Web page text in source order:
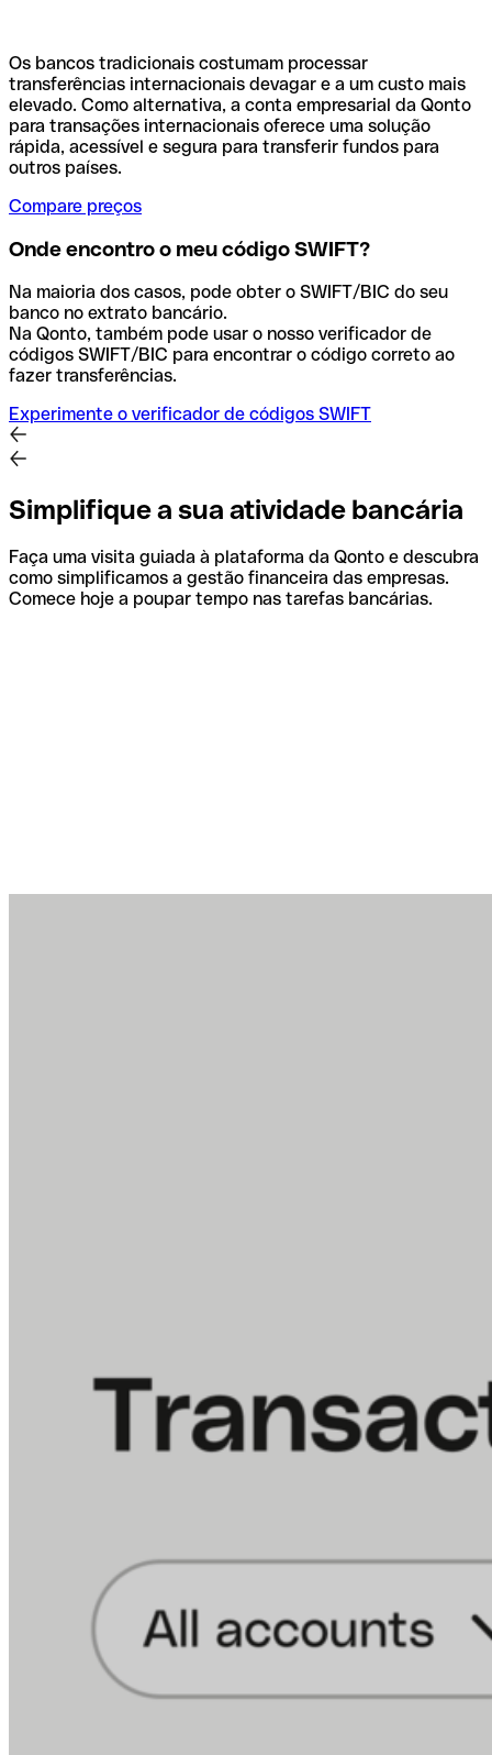
Os bancos tradicionais costumam processar
transferências internacionais devagar e a um custo mais
elevado. Como alternativa, a conta empresarial da Qonto
para transações internacionais oferece uma solução
rápida, acessível e segura para transferir fundos para
outros países.
Compare preços
Onde encontro o meu código SWIFT?
Na maioria dos casos, pode obter o SWIFT/BIC do seu
banco no extrato bancário.
Na Qonto, também pode usar o nosso verificador de
códigos SWIFT/BIC para encontrar o código correto ao
fazer transferências.
Experimente o verificador de códigos SWIFT
Simplifique a sua atividade bancária
Faça uma visita guiada à plataforma da Qonto e descubra
como simplificamos a gestão financeira das empresas.
Comece hoje a poupar tempo nas tarefas bancárias.